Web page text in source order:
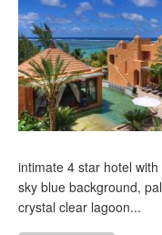
intimate 4 star hotel
sky blue background,
crystal clear lagoon...